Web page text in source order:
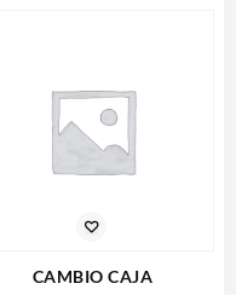
CAMBIO CAJA